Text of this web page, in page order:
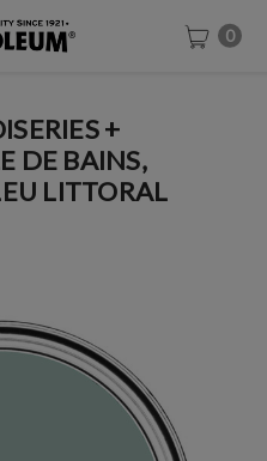
0
+
DE BAINS,
LITTORAL